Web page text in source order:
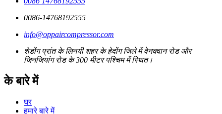
0086-14768192555
info@oppaircompressor.com
शेडोंग प्रांत के लिनयी शहर के हेदोंग जिले में वेनक्वान रोड और
जिनजियांग रोड के 300 मीटर पश्चिम में स्थित।
के बारे में
घर
हमारे बारे में